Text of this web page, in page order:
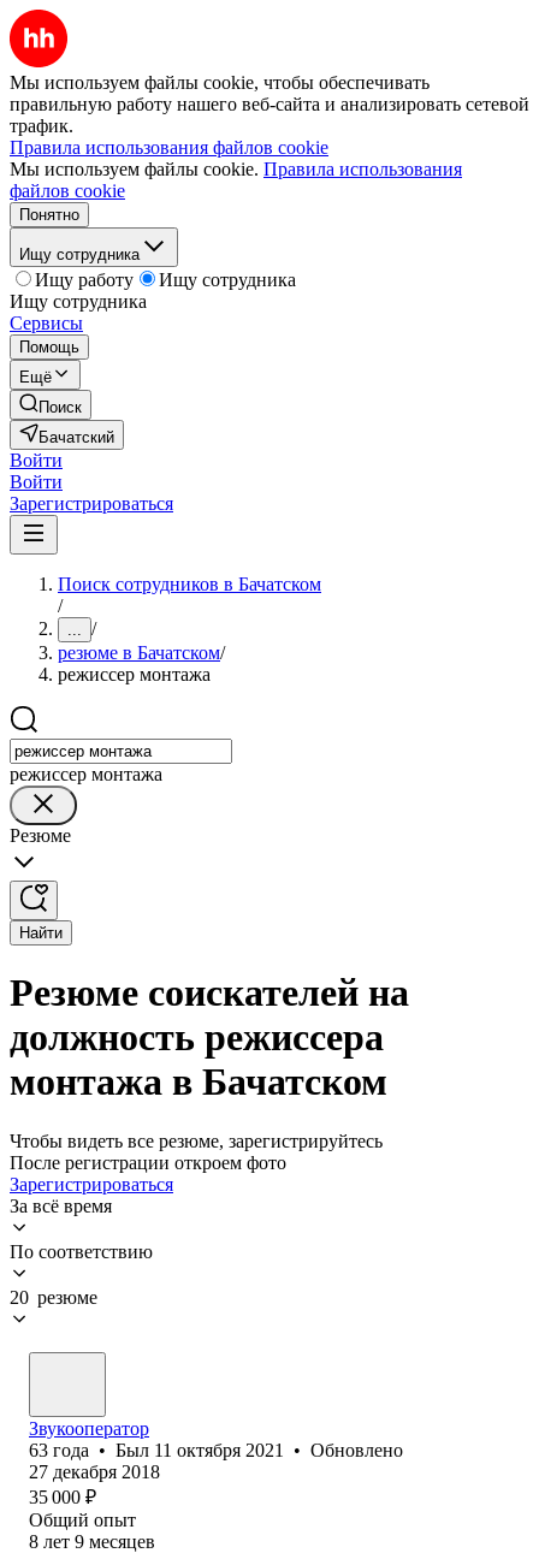
Мы используем файлы cookie, чтобы обеспечивать
правильную работу нашего веб-сайта и анализировать сетевой
трафик.
Правила использования файлов cookie
Мы используем файлы cookie. Правила использования
файлов cookie
Понятно
Ищу сотрудника
Ищу работу
Ищу сотрудника
Ищу сотрудника
Сервисы
Помощь
Ещё
Поиск
Бачатский
Войти
Войти
Зарегистрироваться
Поиск сотрудников в Бачатском
/
... /
резюме в Бачатском/
режиссер монтажа
режиссер монтажа
Резюме
Найти
Резюме соискателей на
должность режиссера
монтажа в Бачатском
Чтобы видеть все резюме, зарегистрируйтесь
После регистрации откроем фото
Зарегистрироваться
За всё время
По соответствию
20 резюме
Звукооператор
63 года • Был 11 октября 2021 • Обновлено
27 декабря 2018
35 000 ₽
Общий опыт
8 лет 9 месяцев